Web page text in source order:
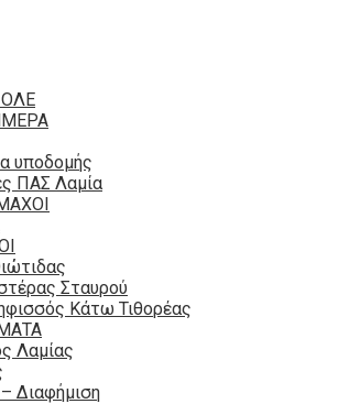
υποδομής
ΠΑΣ Λαμία
Σταυρού
Κάτω Τιθορέας
Λαμίας
Διαφήμιση